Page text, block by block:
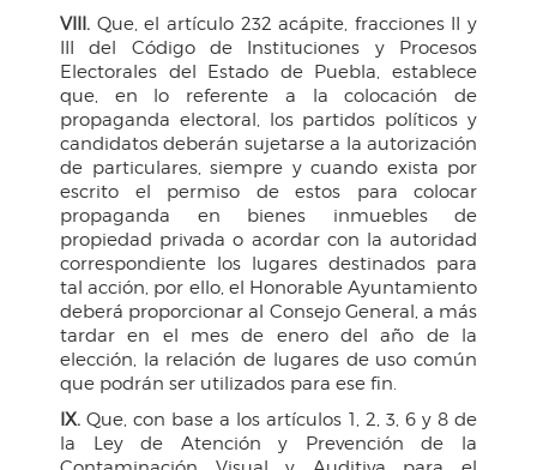
VIII. Que, el artículo 232 acápite, fracciones II y
III del Código de Instituciones y Procesos
Electorales del Estado de Puebla, establece
que, en lo referente a la colocación de
propaganda electoral, los partidos políticos y
candidatos deberán sujetarse a la autorización
de particulares, siempre y cuando exista por
escrito el permiso de estos para colocar
propaganda en bienes inmuebles de
propiedad privada o acordar con la autoridad
correspondiente los lugares destinados para
tal acción, por ello, el Honorable Ayuntamiento
deberá proporcionar al Consejo General, a más
tardar en el mes de enero del año de la
elección, la relación de lugares de uso común
que podrán ser utilizados para ese fin.
IX. Que, con base a los artículos 1, 2, 3, 6 y 8 de
la Ley de Atención y Prevención de la